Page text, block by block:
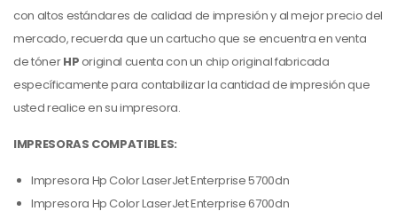
con altos estándares de calidad de impresión y al mejor precio del
mercado, recuerda que un cartucho que se encuentra en venta
de tónerHPoriginal cuenta con un chip original fabricada
específicamente para contabilizar la cantidad de impresión que
usted realice en su impresora.
IMPRESORAS COMPATIBLES:
Impresora Hp Color LaserJet Enterprise 5700dn
Impresora Hp Color LaserJet Enterprise 6700dn